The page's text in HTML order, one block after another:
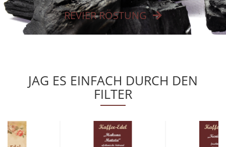
REVIER RÖSTUNG
JAG ES EINFACH DURCH DEN
FILTER